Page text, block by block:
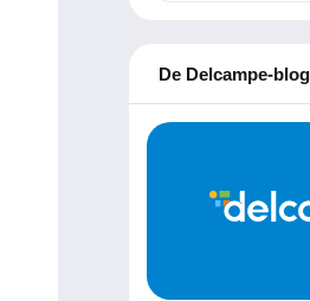
De Delcampe-blog